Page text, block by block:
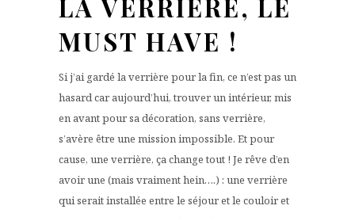
LA VERRIÈRE, LE
MUST HAVE !
Si j’ai gardé la verrière pour la fin, ce n’est pas un
hasard car aujourd’hui, trouver un intérieur, mis
en avant pour sa décoration, sans verrière,
s’avère être une mission impossible. Et pour
cause, une verrière, ça change tout ! Je rêve d’en
avoir une (mais vraiment hein….) : une verrière
qui serait installée entre le séjour et le couloir et